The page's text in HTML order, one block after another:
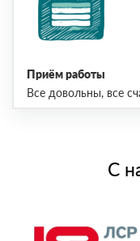
Приём работы
Все довольны, все
С